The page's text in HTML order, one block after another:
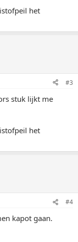
het
#3
stuk lijkt me
het
#4
kapot gaan.